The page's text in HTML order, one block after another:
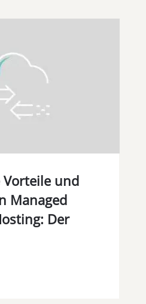
Vorteile und
Managed
Der